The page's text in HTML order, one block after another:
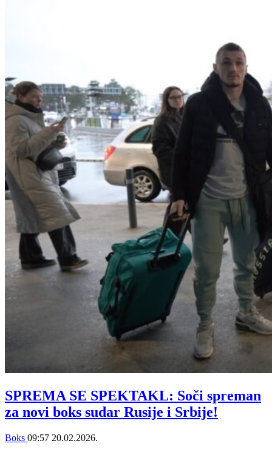
SPREMA SE SPEKTAKL: Soči spreman
za novi boks sudar Rusije i Srbije!
Boks 09:57 20.02.2026.